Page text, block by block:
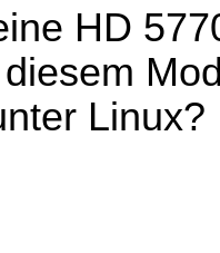
HD
Linux?